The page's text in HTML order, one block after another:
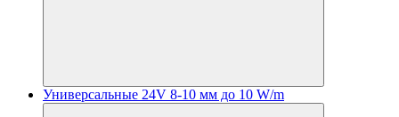
Универсальные 24V 8-10 мм до 10 W/m